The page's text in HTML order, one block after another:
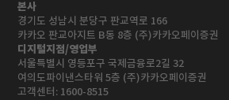
본사
경기도 성남시 분당구 판교역로 166
카카오 판교아지트 B동 8층 (주)카카오페이증권
디지털지점/영업부
서울특별시 영등포구 국제금융로2길 32
여의도파이낸스타워 5층 (주)카카오페이증권
고객센터: 1600-8515